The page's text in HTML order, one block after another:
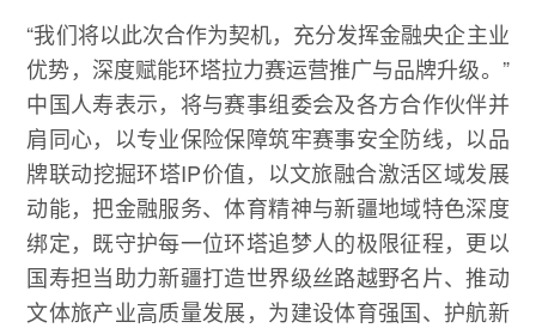
“我们将以此次合作为契机，充分发挥金融央企主业
优势，深度赋能环塔拉力赛运营推广与品牌升级。”
中国人寿表示，将与赛事组委会及各方合作伙伴并
肩同心，以专业保险保障筑牢赛事安全防线，以品
牌联动挖掘环塔IP价值，以文旅融合激活区域发展
动能，把金融服务、体育精神与新疆地域特色深度
绑定，既守护每一位环塔追梦人的极限征程，更以
国寿担当助力新疆打造世界级丝路越野名片、推动
文体旅产业高质量发展，为建设体育强国、护航新